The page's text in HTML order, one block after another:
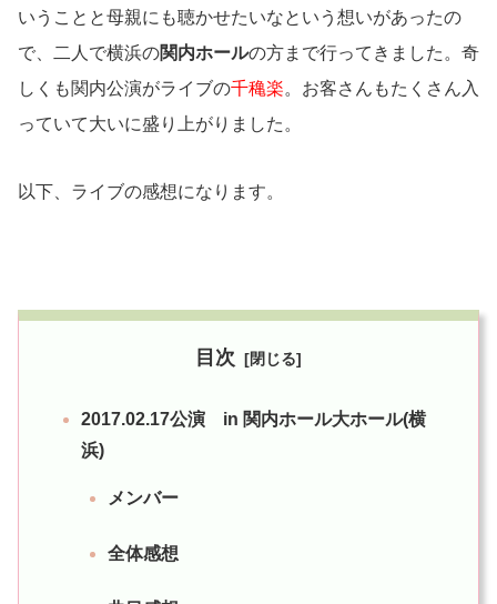
いうことと母親にも聴かせたいなという想いがあったの
で、二人で横浜の関内ホールの方まで行ってきました。奇
しくも関内公演がライブの千穐楽。お客さんもたくさん入
っていて大いに盛り上がりました。
以下、ライブの感想になります。
目次
2017.02.17公演 in 関内ホール大ホール(横
浜)
メンバー
全体感想